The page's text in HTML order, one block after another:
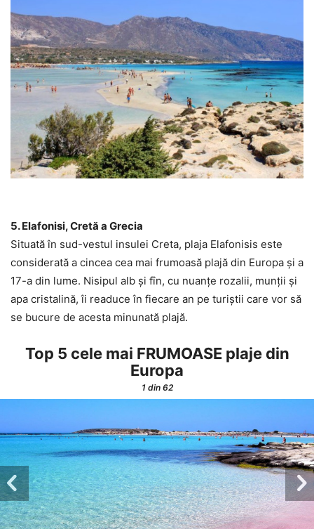
5. Elafonisi, Cretă a Grecia
Situată în sud-vestul insulei Creta, plaja Elafonisis este
considerată a cincea cea mai frumoasă plajă din Europa și a
17-a din lume. Nisipul alb și fîn, cu nuanțe rozalii, munții și
apa cristalină, îi readuce în fiecare an pe turiștii care vor să
se bucure de acesta minunată plajă.
Top 5 cele mai FRUMOASE plaje din
Europa
1din 62